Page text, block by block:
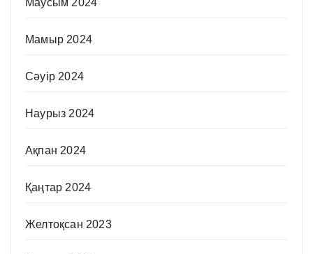
Мамыр 2024
Сәуір 2024
Наурыз 2024
Ақпан 2024
Қаңтар 2024
Желтоқсан 2023